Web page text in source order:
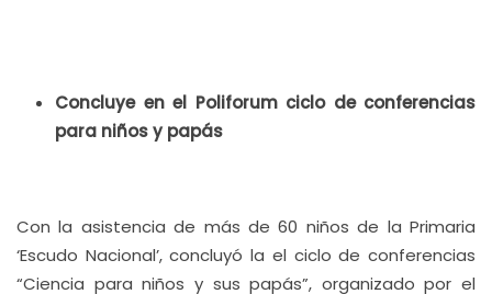
Concluye en el Poliforum ciclo de conferencias
para niños y papás
Con la asistencia de más de 60 niños de la Primaria
‘Escudo Nacional’, concluyó la el ciclo de conferencias
“Ciencia para niños y sus papás”, organizado por el